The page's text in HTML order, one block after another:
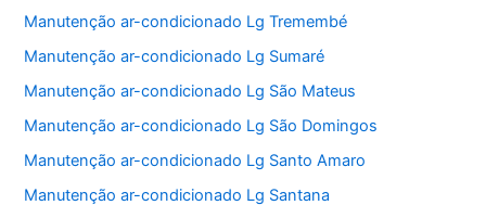
Manutenção ar-condicionado Lg Tremembé
Manutenção ar-condicionado Lg Sumaré
Manutenção ar-condicionado Lg São Mateus
Manutenção ar-condicionado Lg São Domingos
Manutenção ar-condicionado Lg Santo Amaro
Manutenção ar-condicionado Lg Santana